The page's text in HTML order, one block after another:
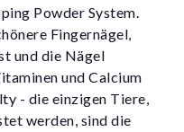
Powder System.
Fingernägel,
und die Nägel
und Calcium
- die einzigen Tiere,
werden, sind die